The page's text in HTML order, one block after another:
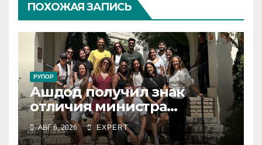
ПОХОЖАЯ ЗАПИСЬ
РУПОР
Ашдод получил знак
отличия министра
обороны за поддержку
резервистов
АВГ 6, 2026 EXPERT